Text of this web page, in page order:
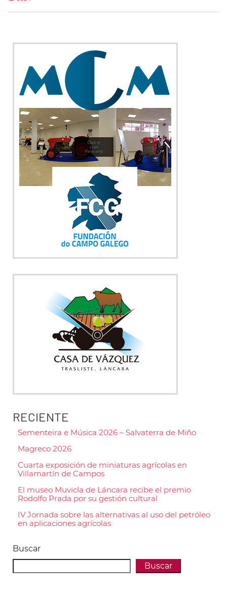
RECIENTE
Sementeira e Música 2026 – Salvaterra de Miño
Magreco 2026
Cuarta exposición de miniaturas agrícolas en
Villamartín de Campos
El museo Muvicla de Láncara recibe el premio
Rodolfo Prada por su gestión cultural
IV Jornada sobre las alternativas al uso del petróleo
en aplicaciones agrícolas
Buscar
Buscar